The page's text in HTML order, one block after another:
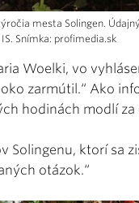
mesta Solingen.
Snímka: profimedia.sk
Woelki, vo
zarmútil.“ Ako
hodinách modlí za
Solingenu, ktorí sa
otázok.“